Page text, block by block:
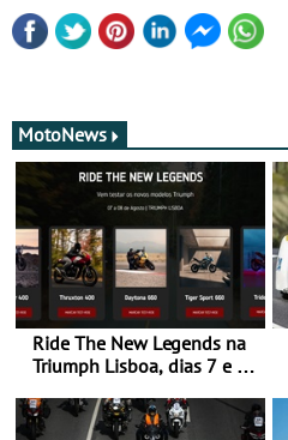
MotoNews
Ride The New Legends na
Triumph Lisboa, dias 7 e 8